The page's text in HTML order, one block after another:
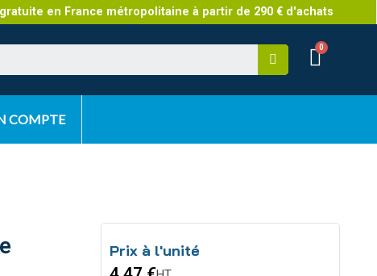
en France métropolitaine à partir de 290 € d'achats
COMPTE
Prix à l'unité